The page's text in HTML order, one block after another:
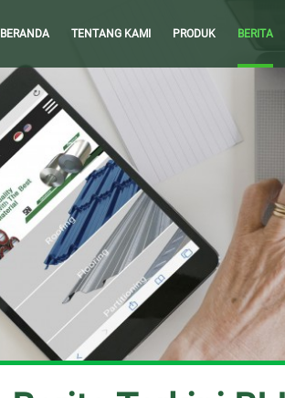
BERANDA TENTANG KAMI PRODUK BERITA